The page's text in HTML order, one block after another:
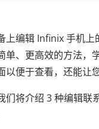
上编辑 Infinix 手机
单、更高效的方法，
以便于查看，还能让
们将介绍 3 种编辑联